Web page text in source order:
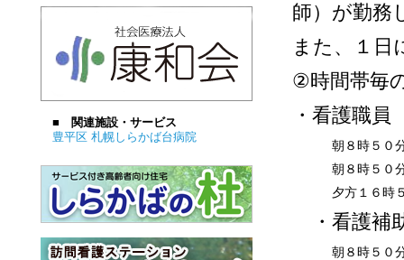
師）が勤務
また、１日
②時間帯毎
・看護職員
朝８時５０
朝８時５０
夕方１６時
・看護補
朝８時５０
■ 関連施設・サービス
豊平区 札幌しらかば台病院